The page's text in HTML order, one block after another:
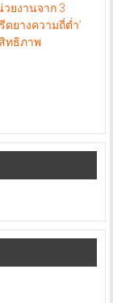
ยงานจาก 3
ดยางความถี่ต่ำ’
ทธิภาพ